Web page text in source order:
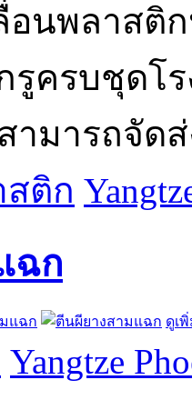
อนพลาสติ
ครบชุดโ
ามารถจัด
ติก
ฉก
ดูเ
Yangtze